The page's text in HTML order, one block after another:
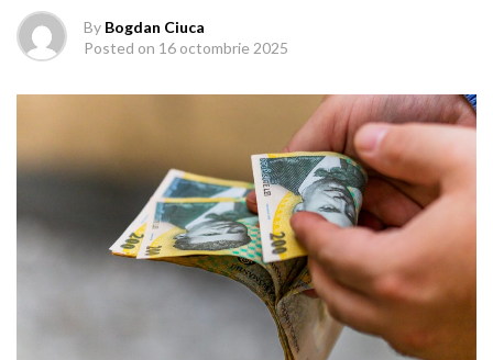
By Bogdan Ciuca
Posted on 16 octombrie 2025